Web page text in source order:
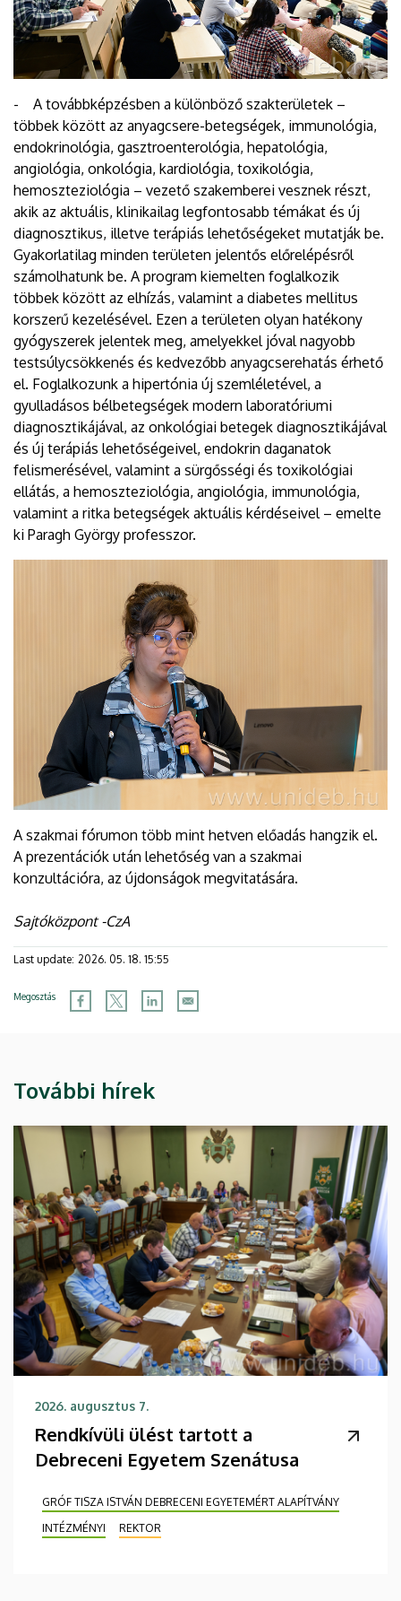
- A továbbképzésben a különböző szakterületek –
többek között az anyagcsere-betegségek, immunológia,
endokrinológia, gasztroenterológia, hepatológia,
angiológia, onkológia, kardiológia, toxikológia,
hemoszteziológia – vezető szakemberei vesznek részt,
akik az aktuális, klinikailag legfontosabb témákat és új
diagnosztikus, illetve terápiás lehetőségeket mutatják be.
Gyakorlatilag minden területen jelentős előrelépésről
számolhatunk be. A program kiemelten foglalkozik
többek között az elhízás, valamint a diabetes mellitus
korszerű kezelésével. Ezen a területen olyan hatékony
gyógyszerek jelentek meg, amelyekkel jóval nagyobb
testsúlycsökkenés és kedvezőbb anyagcserehatás érhető
el. Foglalkozunk a hipertónia új szemléletével, a
gyulladásos bélbetegségek modern laboratóriumi
diagnosztikájával, az onkológiai betegek diagnosztikájával
és új terápiás lehetőségeivel, endokrin daganatok
felismerésével, valamint a sürgősségi és toxikológiai
ellátás, a hemoszteziológia, angiológia, immunológia,
valamint a ritka betegségek aktuális kérdéseivel – emelte
ki Paragh György professzor.
A szakmai fórumon több mint hetven előadás hangzik el.
A prezentációk után lehetőség van a szakmai
konzultációra, az újdonságok megvitatására.
Sajtóközpont -CzA
Last update: 2026. 05. 18. 15:55
Megosztás
További hírek
2026. augusztus 7.
Rendkívüli ülést tartott a
Debreceni Egyetem Szenátusa
GRÓF TISZA ISTVÁN DEBRECENI EGYETEMÉRT ALAPÍTVÁNY
INTÉZMÉNYI
REKTOR